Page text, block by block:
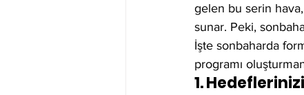
gelen bu serin hava,
sunar. Peki,
İşte sonbaharda
programı
1.